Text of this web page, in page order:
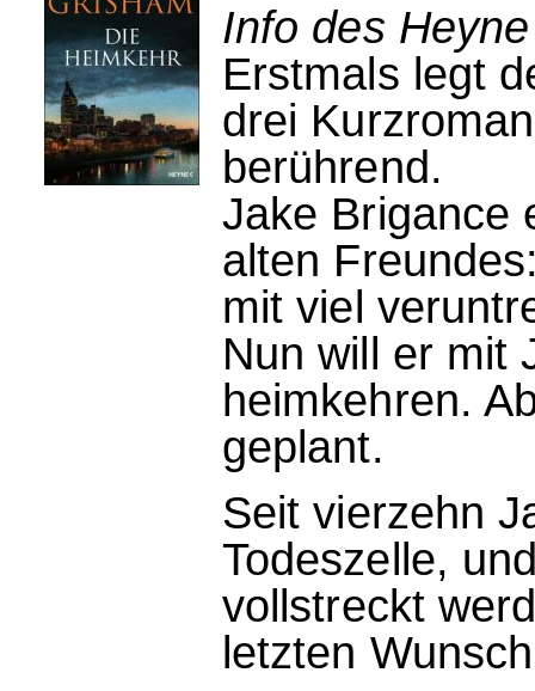
Info des
Erstmals legt
drei
berührend.
Jake Brigance
alten
mit viel
Nun will er mit
heimkehren.
geplant.
Seit vierzehn
Todeszelle,
vollstreckt
letzten